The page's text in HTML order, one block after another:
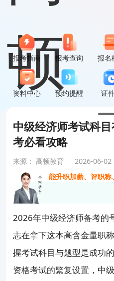
报考指南 报考查询 报名
资料中心 预约提醒 证
中级经济师考试科
考必看攻略
来源： 高顿教育 2026-06-02
中级经济师到底
能升职加薪、评职称
上班族怎么高
考过之后怎么领证、
2026年中级经济师备考的
志在拿下这本高含金量职
握考试科目与题型是成功
资格考试的繁复设置，中